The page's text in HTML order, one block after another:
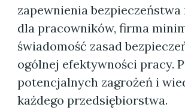
zapewnienia
dla pracowników, firma
świadomość zasad
ogólnej efektywności pracy.
potencjalnych zagrożeń i
każdego przedsiębiorstwa.